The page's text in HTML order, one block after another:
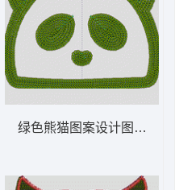
绿色熊猫图案设计图 熊猫